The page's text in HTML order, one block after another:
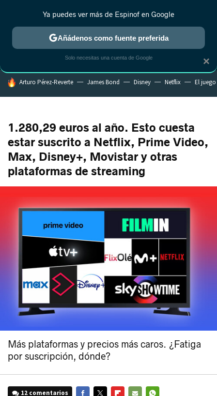
MENÚ NUEVO
ESTRENOS REALITY ANIME RANKINGS CINE
HOY SE HABLA DE
Arturo Pérez-Reverte James Bond Disney Netflix El
1.280,29 euros al año. Esto cuesta
estar suscrito a Netflix, Prime Video,
Max, Disney+, Movistar y otras
plataformas de streaming
Más plataformas y precios más caros. ¿Fatiga
por suscripción, dónde?
12 comentarios
×
Ya puedes ver más de Espinof en Google
Añádenos como fuente preferida
Solo necesitas una cuenta de Google